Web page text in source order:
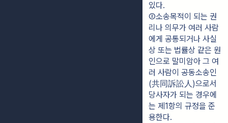
있다.
②소송목적이 되는 권
리나 의무가 여러 사람
에게 공통되거나 사실
상 또는 법률상 같은 원
인으로 말미암아 그 여
러 사람이 공동소송인
(共同訴訟人)으로서
당사자가 되는 경우에
는 제1항의 규정을 준
용한다.